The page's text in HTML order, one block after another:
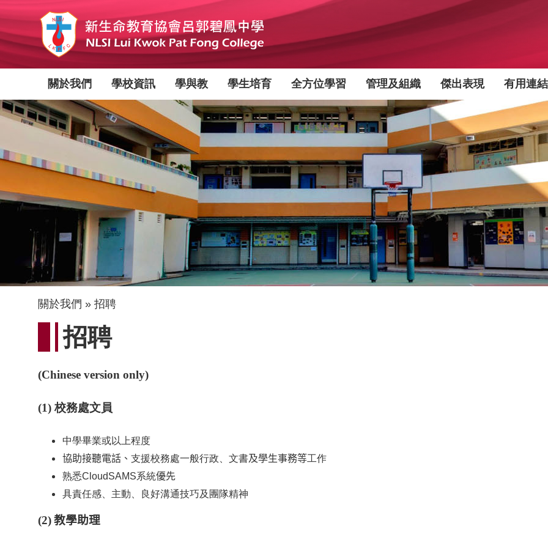
至
主
navigation
關於我們 學校資訊 學與教 學生培育 全方位學習 管理及組織 傑出表現 有用連結
導
航
關於我們 招聘
招聘
(Chinese version only)
(1)校務處文員
中學畢業或以上程度
協助接聽電話、 支援校務處一般行政、文書及學生事務等工作
熟悉CloudSAMS系統優先
具責任感、主動、良好溝通技巧及團隊精神
(2)教學助理